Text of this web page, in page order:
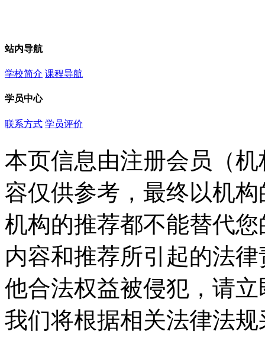
站内导航
学校简介 课程导航
学员中心
联系方式 学员评价
本页信息由注册会员（
容仅供参考，最终以机
机构的推荐都不能替代
内容和推荐所引起的法
他合法权益被侵犯，请
我们将根据相关法律法